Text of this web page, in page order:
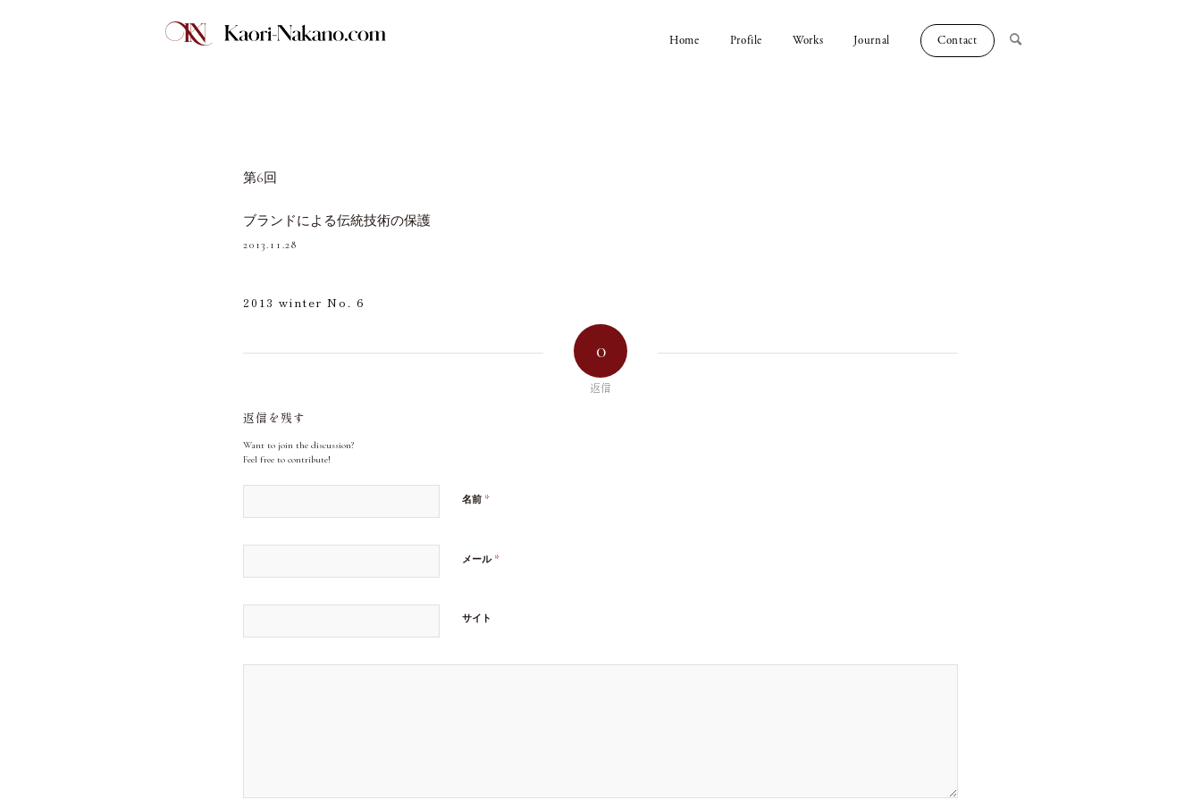
Home Profile Works Journal Contact
第6回
ブランドによる伝統技術の保護
2013.11.28
2013 winter No. 6
0
返信
返信を残す
Want to join the discussion?
Feel free to contribute!
名前 *
メール *
サイト